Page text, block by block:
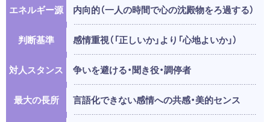
エネルギー源 内向的（一人の時間で心の沈殿物をろ過する）
判断基準 感情重視（「正しいか」より「心地よいか」）
対人スタンス 争いを避ける・聞き役・調停者
最大の長所 言語化できない感情への共感・美的センス